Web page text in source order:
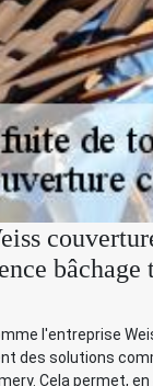
bâchage
l'entreprise
des solutions
Cela permet,